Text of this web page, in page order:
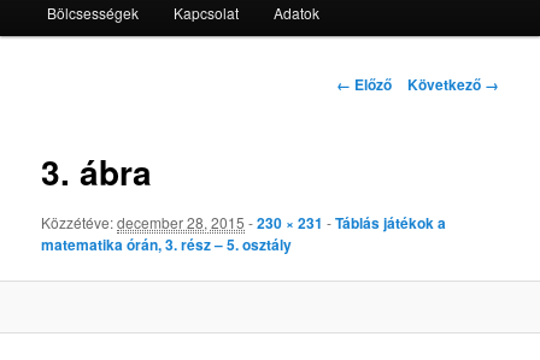
tartalomra
Bölcsességek Kapcsolat Adatok
Kép
← Előző Következő →
3. ábra
Közzétéve:december 28, 2015 -230 × 231 -Táblás játékok a
matematika órán, 3. rész – 5. osztály